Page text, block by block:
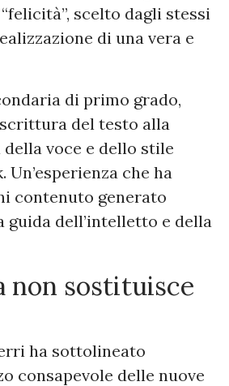
scelto dagli stessi
di una vera e
di primo grado,
del testo alla
voce e dello stile
che ha
contenuto generato
dell’intelletto e della
non sostituisce
ha sottolineato
consapevole delle nuove